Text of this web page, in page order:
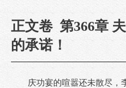
正文卷 第366章
的承诺！
庆功宴的喧嚣还未散尽，